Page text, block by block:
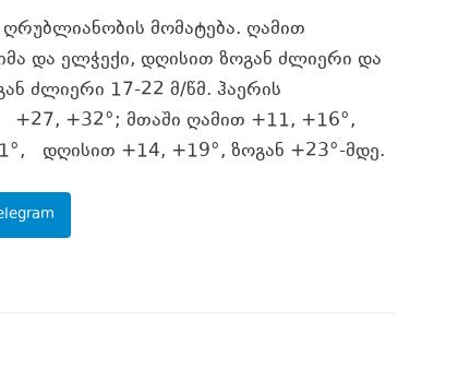
მომატება. ღამით
და ელჭექი, დღისით ზოგან ძლიერი და
ძლიერი 17-22 მ/წმ. ჰაერის
+27, +32°; მთაში ღამით +11, +16°,
დღისით +14, +19°, ზოგან +23°-მდე.